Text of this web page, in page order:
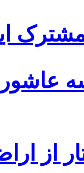
از